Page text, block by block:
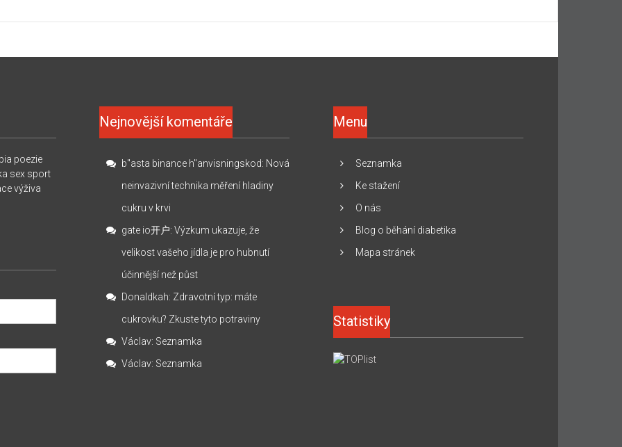
poezie
sex sport
výživa
Nejnovější komentáře
b"asta binance h"anvisningskod: Nová
neinvazivní technika měření hladiny
cukru v krvi
gate io开户:Výzkum ukazuje, že
velikost vašeho jídla je pro hubnutí
účinnější než půst
Donaldkah: Zdravotní typ: máte
cukrovku? Zkuste tyto potraviny
Václav: Seznamka
Václav: Seznamka
Menu
Seznamka
Ke stažení
O nás
Blog o běhání diabetika
Mapa stránek
Statistiky